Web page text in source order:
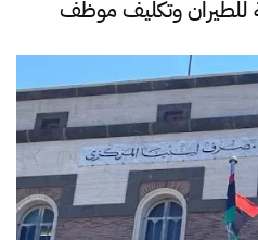
للطيران وتكليف موظف